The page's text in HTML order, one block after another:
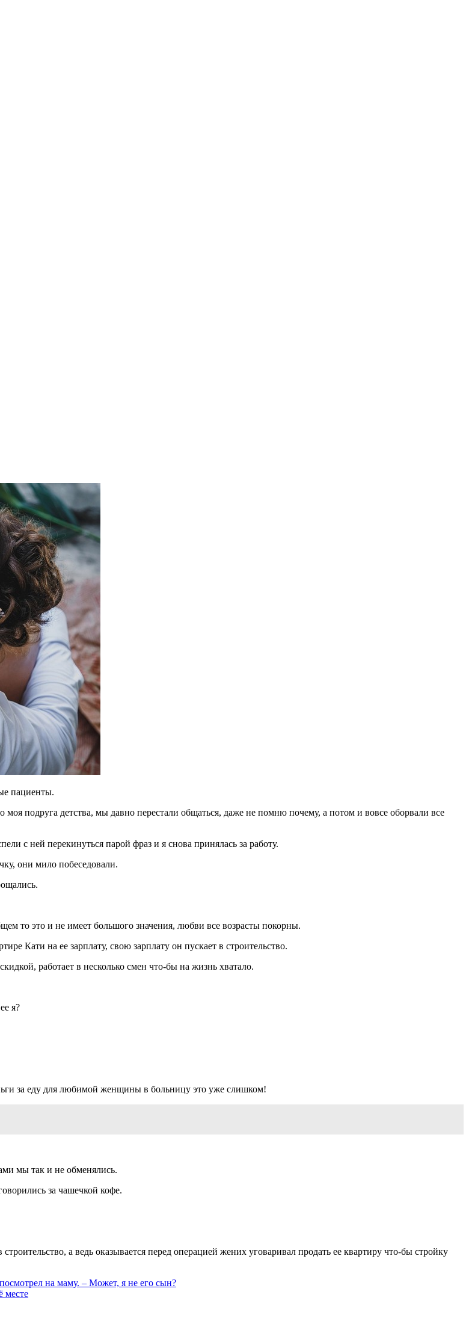
пациенты.
подруга детства, мы давно перестали общаться, даже не помню почему, а потом и вовсе оборвали все
с ней перекинуться парой фраз и я снова принялась за работу.
они мило побеседовали.
то это и не имеет большого значения, любви все возрасты покорны.
Кати на ее зарплату, свою зарплату он пускает в строительство.
работает в несколько смен что-бы на жизнь хватало.
я?
за еду для любимой женщины в больницу это уже слишком!
мы так и не обменялись.
за чашечкой кофе.
а ведь оказывается перед операцией жених уговаривал продать ее квартиру что-бы стройку
на маму. – Может, я не его сын?
месте